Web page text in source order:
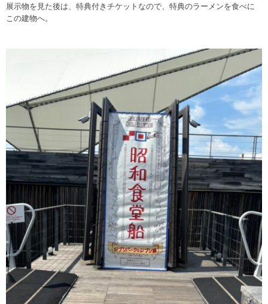
展示物を見た後は、特典付きチケットなので、特典のラーメンを食べに
この建物へ。